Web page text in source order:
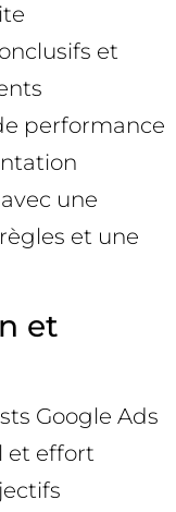
et
performance
une
et une
et
Google Ads
et effort